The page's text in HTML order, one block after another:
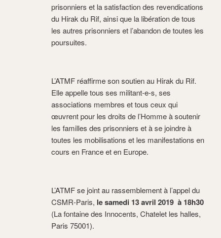
prisonniers et la satisfaction des revendications
du Hirak du Rif, ainsi que la libération de tous
les autres prisonniers et l’abandon de toutes les
poursuites.
L’ATMF réaffirme son soutien au Hirak du Rif.
Elle appelle tous ses militant-e-s, ses
associations membres et tous ceux qui
œuvrent pour les droits de l’Homme à soutenir
les familles des prisonniers et à se joindre à
toutes les mobilisations et les manifestations en
cours en France et en Europe.
L’ATMF se joint au rassemblement à l’appel du
CSMR-Paris, le samedi 13 avril 2019 à 18h30
(La fontaine des Innocents, Chatelet les halles,
Paris 75001).